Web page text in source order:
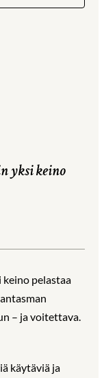
yksi keino
keino pelastaa
– ja voitettava.
käytäviä ja